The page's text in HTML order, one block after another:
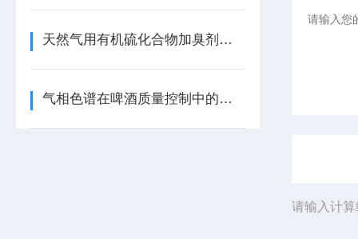
天然气用有机硫化合物加臭剂的要求和测试方法（气相色谱法）
气相色谱在啤酒质量控制中的应用
请输入计